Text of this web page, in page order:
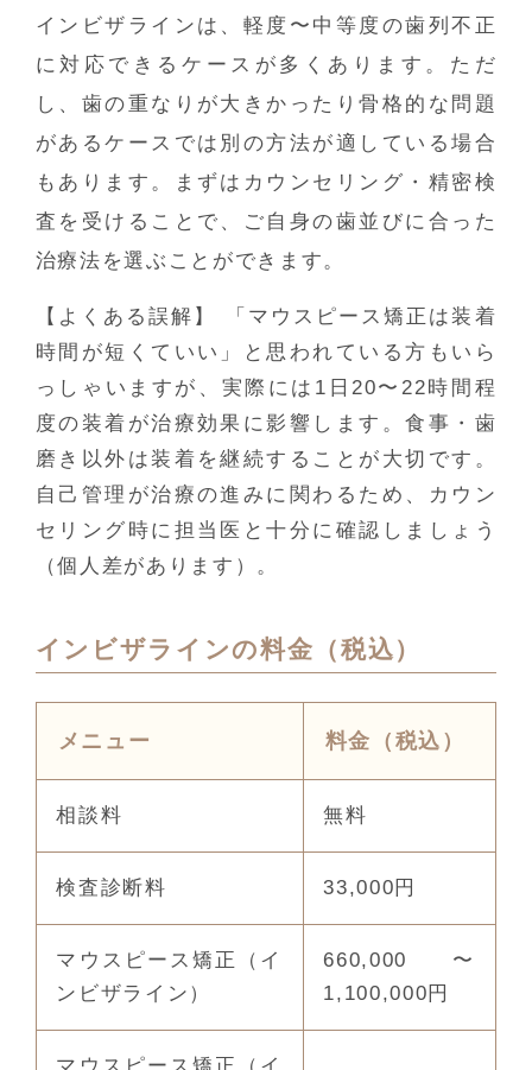
インビザラインは、軽度〜中等度の歯列不正
に対応できるケースが多くあります。ただ
し、歯の重なりが大きかったり骨格的な問題
があるケースでは別の方法が適している場合
もあります。まずはカウンセリング・精密検
査を受けることで、ご自身の歯並びに合った
治療法を選ぶことができます。
【よくある誤解】
「マウスピース矯正は装着
時間が短くていい」と思われている方もいら
っしゃいますが、実際には1日20〜22時間程
度の装着が治療効果に影響します。食事・歯
磨き以外は装着を継続することが大切です。
自己管理が治療の進みに関わるため、カウン
セリング時に担当医と十分に確認しましょう
（個人差があります）。
インビザラインの料金（税込）
メニュー 料金（税込）
相談料 無料
検査診断料 33,000円
マウスピース矯正（イ
ンビザライン）
660,000〜
1,100,000円